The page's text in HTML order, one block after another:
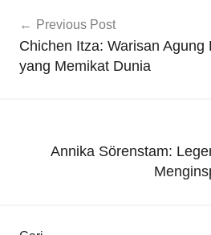
pos
Previous Post
Chichen Itza: Warisan Agung
yang Memikat Dunia
Annika Sörenstam: